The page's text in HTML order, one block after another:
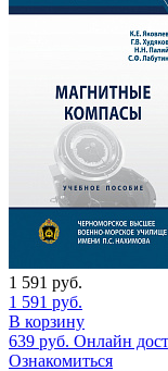
1 591 руб.
1 591 руб.
В корзину
639 руб. Онлайн
Ознакомиться